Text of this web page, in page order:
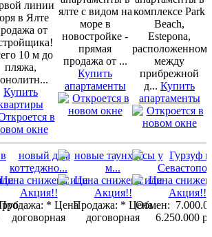
линии
в Ялте
от
10 м до
пляжа,
Купить
ялте с видом на
море в
новостройке -
прямая
продажа от ...
Купить
апартаменты
комплексе Park
Beach,
Estepona,
расположенном
между
прибрежной
д... Купить
апартаменты
руб
* Цена
договорная
Продажа: * Цена
договорная
Обмен:
6.250.000